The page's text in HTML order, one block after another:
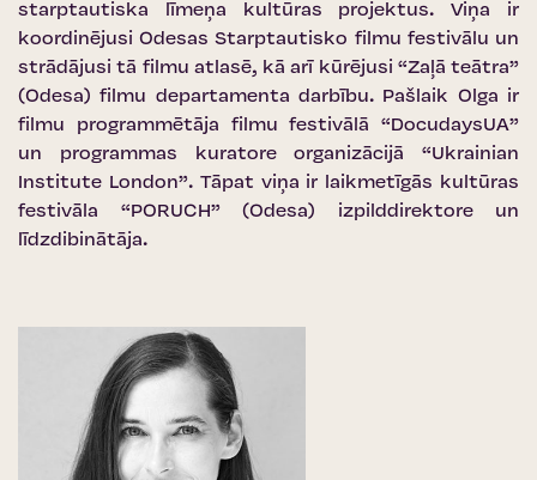
starptautiska līmeņa kultūras projektus. Viņa ir
koordinējusi Odesas Starptautisko filmu festivālu un
strādājusi tā filmu atlasē, kā arī kūrējusi “Zaļā teātra”
(Odesa) filmu departamenta darbību. Pašlaik Olga ir
filmu programmētāja filmu festivālā “DocudaysUA”
un programmas kuratore organizācijā “Ukrainian
Institute London”. Tāpat viņa ir laikmetīgās kultūras
festivāla “PORUCH” (Odesa) izpilddirektore un
līdzdibinātāja.